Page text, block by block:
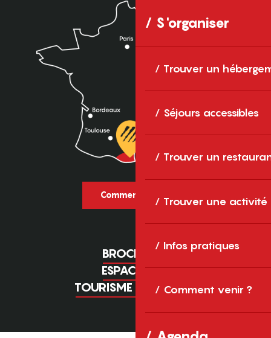
S'organiser
Trouver un
Séjours accessibles
Trouver un
Trouver une activité
Infos pratiques
Comment venir ?
Comment venir ?
BROCHURES
ESPACE PRO
TOURISME D'AFFAIRES